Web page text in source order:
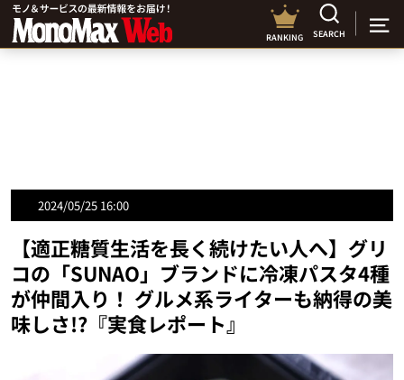
RANKING SEARCH
2024/05/25 16:00
【適正糖質生活を長く続けたい人へ】グリ
コの「SUNAO」ブランドに冷凍パスタ4種
が仲間入り！ グルメ系ライターも納得の美
味しさ!?『実食レポート』